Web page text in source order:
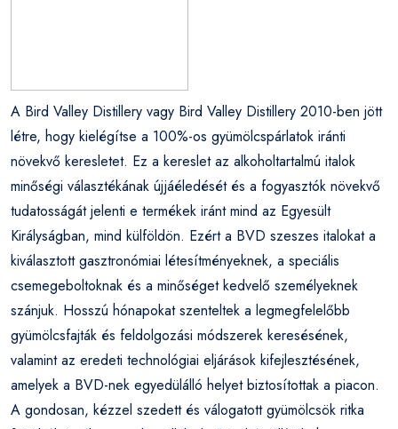
A Bird Valley Distillery vagy Bird Valley Distillery 2010-ben jött
létre, hogy kielégítse a 100%-os gyümölcspárlatok iránti
növekvő keresletet. Ez a kereslet az alkoholtartalmú italok
minőségi választékának újjáéledését és a fogyasztók növekvő
tudatosságát jelenti e termékek iránt mind az Egyesült
Királyságban, mind külföldön. Ezért a BVD szeszes italokat a
kiválasztott gasztronómiai létesítményeknek, a speciális
csemegeboltoknak és a minőséget kedvelő személyeknek
szánjuk. Hosszú hónapokat szenteltek a legmegfelelőbb
gyümölcsfajták és feldolgozási módszerek keresésének,
valamint az eredeti technológiai eljárások kifejlesztésének,
amelyek a BVD-nek egyedülálló helyet biztosítottak a piacon.
A gondosan, kézzel szedett és válogatott gyümölcsök ritka